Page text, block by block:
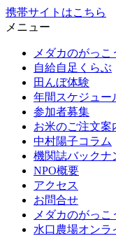
携帯サイトはこちら
メニュー
メダカのがっこ
自給自足くらぶ
田んぼ体験
年間スケジュー
参加者募集
お米のご注文案
中村陽子コラム
機関誌バックナ
NPO概要
アクセス
お問合せ
メダカのがっ
水口農場オンラ